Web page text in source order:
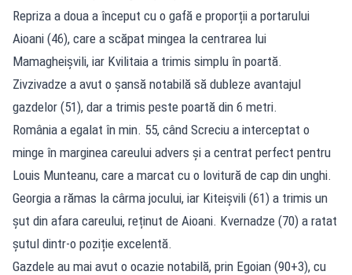
Repriza a doua a început cu o gafă e proporții a portarului
Aioani (46), care a scăpat mingea la centrarea lui
Mamagheișvili, iar Kvilitaia a trimis simplu în poartă.
Zivzivadze a avut o șansă notabilă să dubleze avantajul
gazdelor (51), dar a trimis peste poartă din 6 metri.
România a egalat în min. 55, când Screciu a interceptat o
minge în marginea careului advers și a centrat perfect pentru
Louis Munteanu, care a marcat cu o lovitură de cap din unghi.
Georgia a rămas la cârma jocului, iar Kiteișvili (61) a trimis un
șut din afara careului, reținut de Aioani. Kvernadze (70) a ratat
șutul dintr-o poziție excelentă.
Gazdele au mai avut o ocazie notabilă, prin Egoian (90+3), cu